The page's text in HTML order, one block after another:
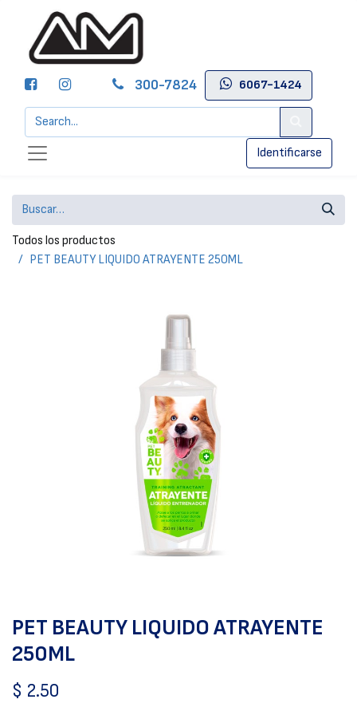
300-7824 6067-1424
Identificarse
Todos los productos
PET BEAUTY LIQUIDO ATRAYENTE 250ML
PET BEAUTY LIQUIDO ATRAYENTE
250ML
$ 2.50